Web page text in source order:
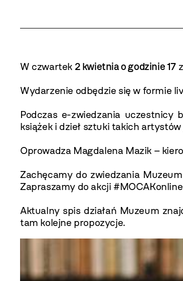
W czwartek 2 kwietnia o godzinie 17
Wydarzenie odbędzie się w formie
Podczas e-zwiedzania uczestnicy
książek i dzieł sztuki takich
Oprowadza Magdalena Mazik –
Zachęcamy do zwiedzania
Zapraszamy do akcji #MOCAKonline
Aktualny spis działań Muzeum
tam kolejne propozycje.